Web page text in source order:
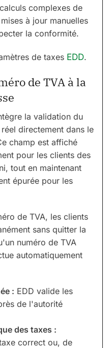
complexes de
à jour manuelles
la conformité.
de taxes EDD.
de TVA à la
la validation du
directement dans le
champ est affiché
pour les clients des
tout en maintenant
épurée pour les
de TVA, les clients
sans quitter la
numéro de TVA
automatiquement
: EDD valide les
de l'autorité
des taxes :
correct ou, de